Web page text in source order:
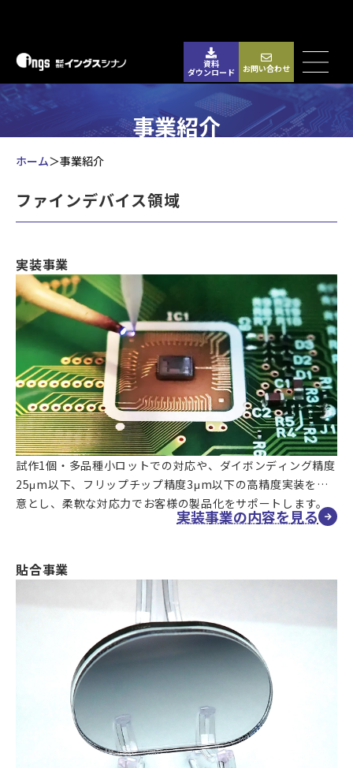
資料
ダウンロード お問い合わせ
事業紹介
ホーム 事業紹介
ファインデバイス領域
実装事業
試作1個・多品種小ロットでの対応や、ダイボンディング精度
25μm以下、フリップチップ精度3μm以下の高精度実装を得
意とし、柔軟な対応力でお客様の製品化をサポートします。
実装事業の内容を見る
貼合事業